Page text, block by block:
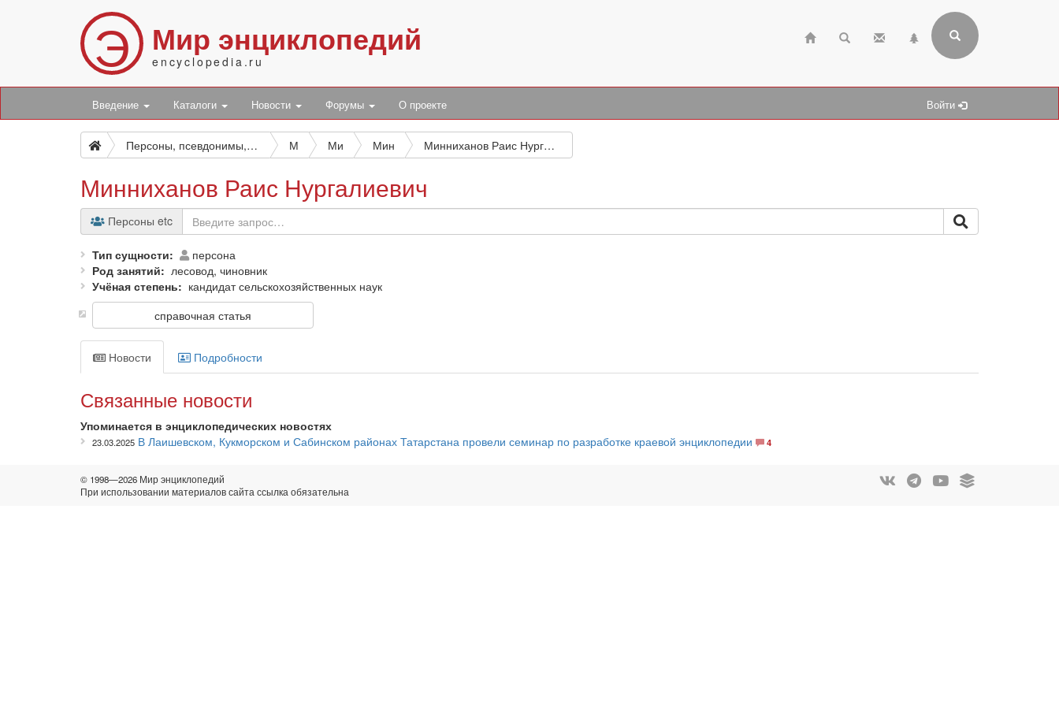
Э Мир энциклопедий
encyclopedia.ru
Введение Каталоги Новости Форумы О проекте Войти
Персоны, псевдонимы, персонажи и боты М Ми Мин Минниханов Раис Нургалиевич
Минниханов Раис Нургалиевич
Персоны etc
Тип сущности
персона
Род занятий
лесовод, чиновник
Учёная степень
кандидат сельскохозяйственных наук
справочная статья
Новости Подробности
Связанные новости
Упоминается в энциклопедических новостях
23.03.2025 В Лаишевском, Кукморском и Сабинском районах Татарстана провели семинар по разработке краевой энциклопедии 4
© 1998—2026 Мир энциклопедий
При использовании материалов сайта ссылка обязательна